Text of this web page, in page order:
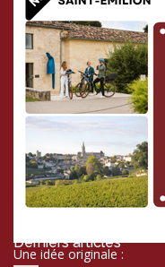
Une idée originale :
Derniers articles